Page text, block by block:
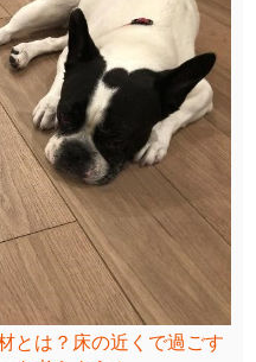
とは？床の近くで過ごす